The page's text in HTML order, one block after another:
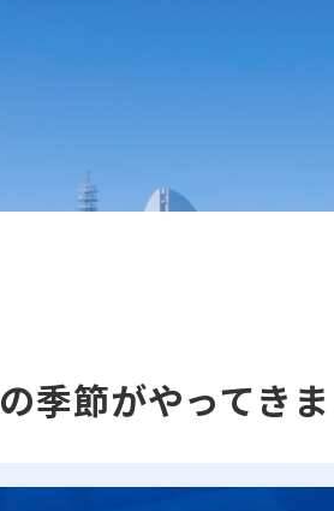
季節がやってきま